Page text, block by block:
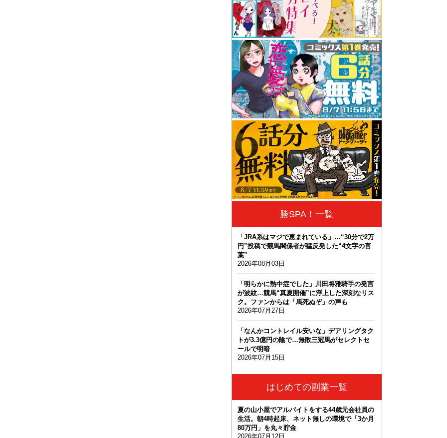
勝SPA！一覧
「JRA系はマジで恵まれている」…“30分で2万
円”投稿で競馬関係者が猛反発した“4文字の言
葉”
2026年08月03日
「明らかに熱中症でした」川田将雅騎手の発言
が波紋…競馬“真夏開催”に浮上した深刻なリス
ク。ファンからは「馬死ぬぞ」の声も
2026年07月27日
「なんかコントレイル安いな」デアリングタク
トが3.3億円の陰で…無敗三冠馬がセレクトセ
ールで明暗
2026年07月15日
はじめての副業一覧
夏の山小屋でアルバイトをする44歳元会社員の
生活。朝4時起床、ネット無しの環境で「3か月
80万円」を丸々貯金
2026年07月12日